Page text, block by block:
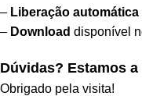
– Liberação automática
– Download disponível
Dúvidas? Estamos
Obrigado pela visita!